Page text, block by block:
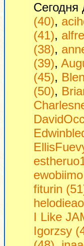
(40),
(41),
(38),
(39),
(45),
(50),
fiturin
I Like
Igorzsy